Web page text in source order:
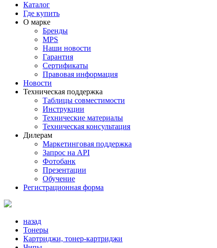
Каталог
Где купить
О марке
Бренды
MPS
Наши новости
Гарантия
Сертификаты
Правовая информация
Новости
Техническая поддержка
Таблицы совместимости
Инструкции
Технические материалы
Техническая консультация
Дилерам
Маркетинговая поддержка
Запрос на API
Фотобанк
Презентации
Обучение
Регистрационная форма
назад
Тонеры
Картриджи, тонер-картриджи